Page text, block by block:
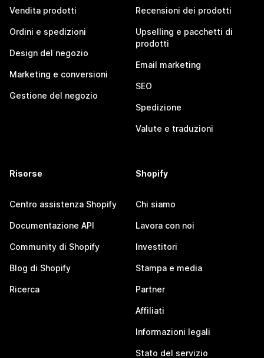
Vendita prodotti
Ordini e spedizioni
Design del negozio
Marketing e conversioni
Gestione del negozio
Recensioni dei prodotti
Upselling e pacchetti di
prodotti
Email marketing
SEO
Spedizione
Valute e traduzioni
Risorse
Centro assistenza Shopify
Documentazione API
Community di Shopify
Blog di Shopify
Ricerca
Shopify
Chi siamo
Lavora con noi
Investitori
Stampa e media
Partner
Affiliati
Informazioni legali
Stato del servizio